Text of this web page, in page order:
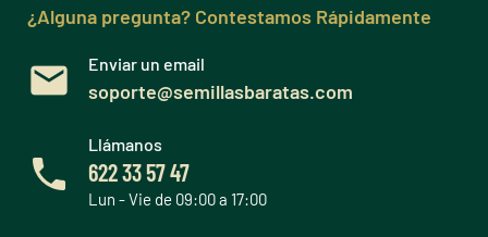
¿Alguna pregunta? Contestamos Rápidamente
Enviar un email
soporte@semillasbaratas.com
Llámanos
622 33 57 47
Lun - Vie de 09:00 a 17:00